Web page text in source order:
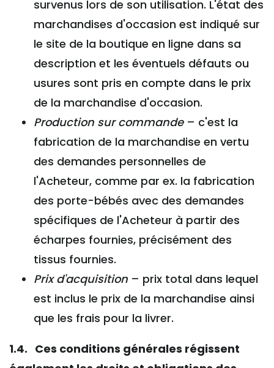
survenus lors de son utilisation. L'état des
marchandises d'occasion est indiqué sur
le site de la boutique en ligne dans sa
description et les éventuels défauts ou
usures sont pris en compte dans le prix
de la marchandise d'occasion.
Production sur commande – c'est la
fabrication de la marchandise en vertu
des demandes personnelles de
l'Acheteur, comme par ex. la fabrication
des porte-bébés avec des demandes
spécifiques de l'Acheteur à partir des
écharpes fournies, précisément des
tissus fournies.
Prix d'acquisition – prix total dans lequel
est inclus le prix de la marchandise ainsi
que les frais pour la livrer.
1.4. Ces conditions générales régissent